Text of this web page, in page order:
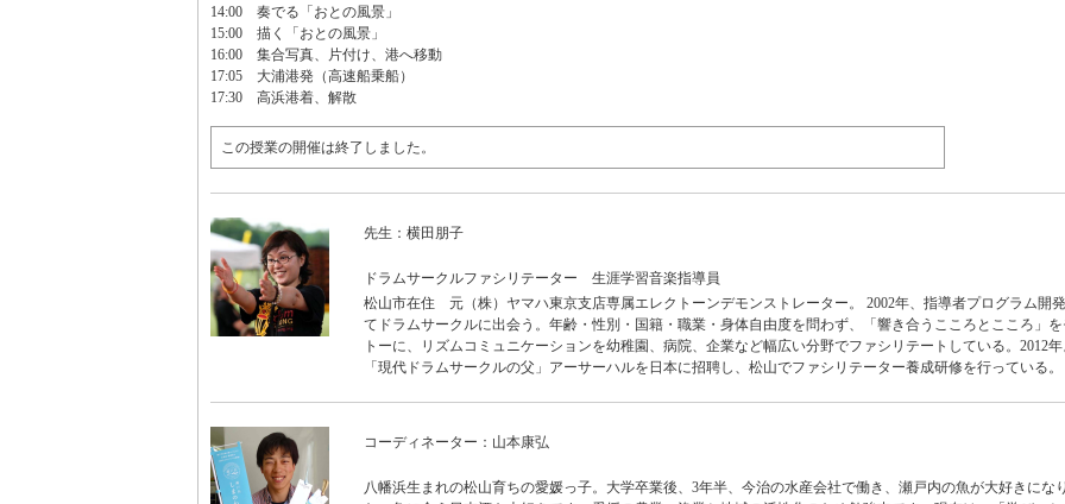
14:00 奏でる「おとの風景」
15:00 描く「おとの風景」
16:00 集合写真、片付け、港へ移動
17:05 大浦港発（高速船乗船）
17:30 高浜港着、解散
この授業の開催は終了しました。
先生：横田朋子
ドラムサークルファシリテーター 生涯学習音楽指導員
松山市在住 元（株）ヤマハ東京支店専属エレクトーンデモンストレーター。 2002年、指導者プログラム開
てドラムサークルに出会う。年齢・性別・国籍・職業・身体自由度を問わず、「響き合うこころとこころ」を
トーに、リズムコミュニケーションを幼稚園、病院、企業など幅広い分野でファシリテートしている。2012年
「現代ドラムサークルの父」アーサーハルを日本に招聘し、松山でファシリテーター養成研修を行っている。
コーディネーター：山本康弘
八幡浜生まれの松山育ちの愛媛っ子。大学卒業後、3年半、今治の水産会社で働き、瀬戸内の魚が大好きにな